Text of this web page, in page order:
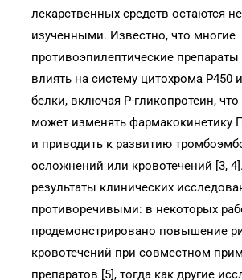
лекарственных средств остаются
изученными. Известно, что многие
противоэпилептические
влиять на систему цитохрома P450
белки, включая P-гликопротеин,
может изменять фармакокинетику
и приводить к развитию
осложнений или кровотечений [3,
результаты клинических
противоречивыми: в некоторых
продемонстрировано повышение
кровотечений при совместном
препаратов [5], тогда как другие